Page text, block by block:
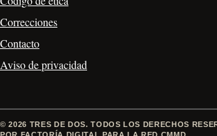
Correcciones
Contacto
Aviso de privacidad
© 2026 TRES DE DOS. TODOS LOS DERECHOS